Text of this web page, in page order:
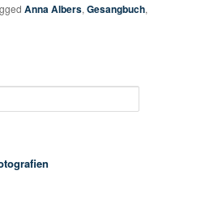
Anna Albers,Gesangbuch,